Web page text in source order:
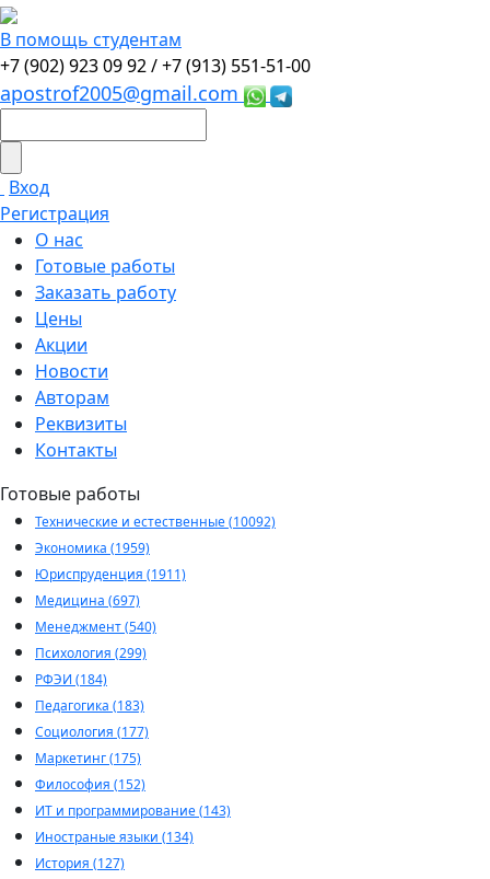
В помощь студентам
+7 (902) 923 09 92 /+7 (913) 551-51-00
apostrof2005@gmail.com
Вход
Регистрация
О нас
Готовые работы
Заказать работу
Цены
Акции
Новости
Авторам
Реквизиты
Контакты
Готовые работы
Технические и естественные (10092)
Экономика (1959)
Юриспруденция (1911)
Медицина (697)
Менеджмент (540)
Психология (299)
РФЭИ (184)
Педагогика (183)
Социология (177)
Маркетинг (175)
Философия (152)
ИТ и программирование (143)
Иностраные языки (134)
История (127)